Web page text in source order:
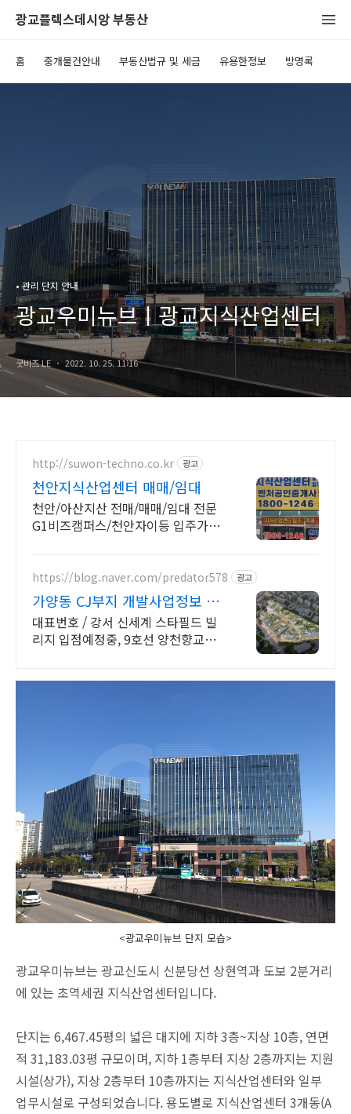
광교플렉스데시앙 부동산
홈 중개물건안내 부동산법규 및 세금 유용한정보 방명록
• 관리 단지 안내
광교우미뉴브ㅣ광교지식산업센터
굿비즈 LE 2022. 10. 25. 11:16
http://suwon-techno.co.kr 광고
천안지식산업센터 매매/임대
천안/아산지산 전매/매매/임대 전문
G1비즈캠퍼스/천안자이등 입주가능
https://blog.naver.com/predator578 광고
가양동 CJ부지 개발사업정보 대
표 번호 l566-9414
대표번호 / 강서 신세계 스타필드 빌
리지 입점예정중, 9호선 양천향교역
<광교우미뉴브 단지 모습>
광교우미뉴브는 광교신도시 신분당선 상현역과 도보 2분거리
에 있는 초역세권 지식산업센터입니다.
단지는 6,467.45평의 넓은 대지에 지하 3층~지상 10층, 연면
적 31,183.03평 규모이며, 지하 1층부터 지상 2층까지는 지원
시설(상가), 지상 2층부터 10층까지는 지식산업센터와 일부
업무시설로 구성되었습니다. 용도별로 지식산업센터 3개동(A